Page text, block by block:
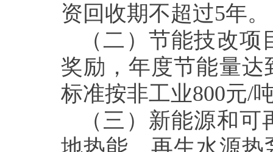
资回收期不超过5年。
（二）节能技改
奖励，年度节能量达
标准按非工业800元/
（三）新能源和
地热能、再生水源